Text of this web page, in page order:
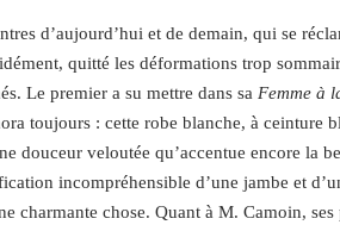
d’aujourd’hui et de demain, qui se
quitté les déformations trop
Le premier a su mettre dans saFemme à
toujours : cette robe blanche, à ceinture
douceur veloutée qu’accentue encore la
incompréhensible d’une jambe et
charmante chose. Quant à M. Camoin,